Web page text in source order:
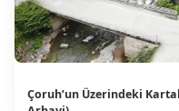
Çoruh’un Üzerindeki